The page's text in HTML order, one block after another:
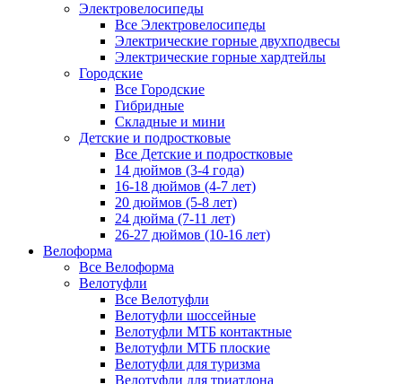
Электровелосипеды
Все Электровелосипеды
Электрические горные двухподвесы
Электрические горные хардтейлы
Городские
Все Городские
Гибридные
Складные и мини
Детские и подростковые
Все Детские и подростковые
14 дюймов (3-4 года)
16-18 дюймов (4-7 лет)
20 дюймов (5-8 лет)
24 дюйма (7-11 лет)
26-27 дюймов (10-16 лет)
Велоформа
Все Велоформа
Велотуфли
Все Велотуфли
Велотуфли шоссейные
Велотуфли МТБ контактные
Велотуфли МТБ плоские
Велотуфли для туризма
Велотуфли для триатлона